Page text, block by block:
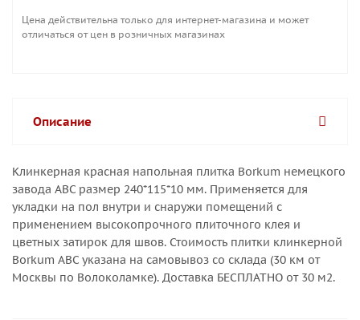
Цена действительна только для интернет-магазина и может
отличаться от цен в розничных магазинах
Описание
Клинкерная красная напольная плитка Borkum немецкого
завода ABC размер 240*115*10 мм. Применяется для
укладки на пол внутри и снаружи помещений с
применением высокопрочного плиточного клея и
цветных затирок для швов. Стоимость плитки клинкерной
Borkum ABC указана на самовывоз со склада (30 км от
Москвы по Волоколамке). Доставка БЕСПЛАТНО от 30 м2.